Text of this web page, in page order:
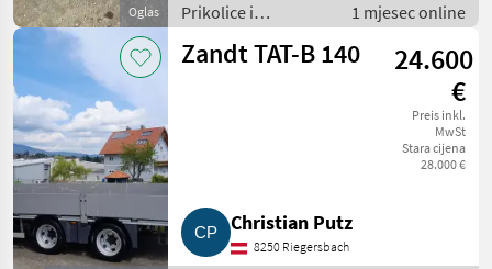
Oglas
Prikolice i
transportna vozila /
Niski utovarivači
1 mjesec online
Zandt TAT-B 140
24.600
€
Preis inkl.
MwSt
Stara cijena
28.000 €
Christian Putz
8250 Riegersbach